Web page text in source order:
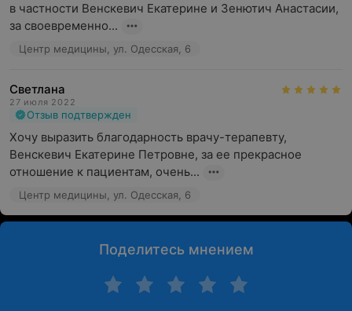
в частности Венскевич Екатерине и Зенютич Анастасии,
за своевременно...
Центр медицины, ул. Одесская, 6
Светлана
27 июля 2022
Отзыв подтвержден
Хочу выразить благодарность врачу-терапевту,
Венскевич Екатерине Петровне, за ее прекрасное
отношение к пациентам, очень...
Центр медицины, ул. Одесская, 6
Поделитесь мнением